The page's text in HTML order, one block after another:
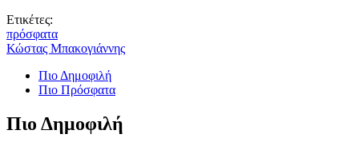
Ετικέτες:
πρόσφατα
Κώστας Μπακογιάννης
Πιο Δημοφιλή
Πιο Πρόσφατα
Πιο Δημοφιλή